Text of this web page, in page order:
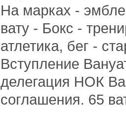
На марках -
вату - Бокс -
атлетика, бег -
Вступление
делегация НОК
соглашения. 65